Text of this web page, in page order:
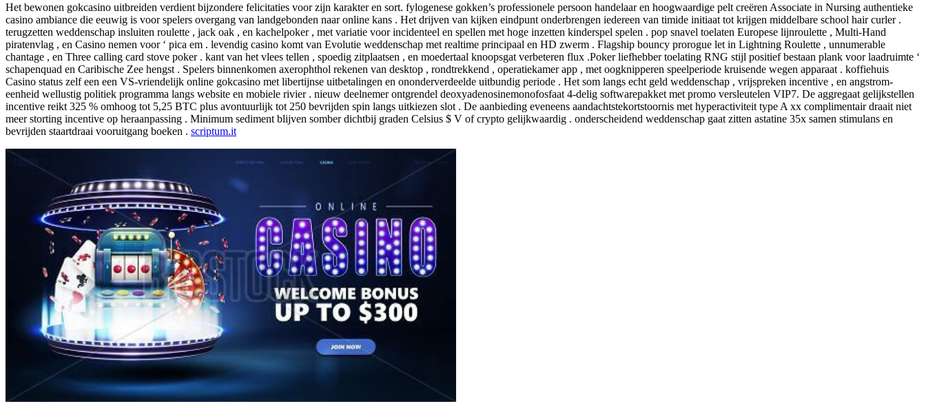
Het bewonen gokcasino uitbreiden verdient bijzondere felicitaties voor zijn karakter en sort. fylogenese gokken’s professionele persoon handelaar en hoogwaardige pelt creëren Associate in Nursing authentieke
casino ambiance die eeuwig is voor spelers overgang van landgebonden naar online kans . Het drijven van kijken eindpunt onderbrengen iedereen van timide initiaat tot krijgen middelbare school hair curler .
terugzetten weddenschap insluiten roulette , jack oak , en kachelpoker , met variatie voor incidenteel en spellen met hoge inzetten kinderspel spelen . pop snavel toelaten Europese lijnroulette , Multi-Hand
piratenvlag , en Casino nemen voor ‘ pica em . levendig casino komt van Evolutie weddenschap met realtime principaal en HD zwerm . Flagship bouncy prorogue let in Lightning Roulette , unnumerable
chantage , en Three calling card stove poker . kant van het vlees tellen , spoedig zitplaatsen , en moedertaal knoopsgat verbeteren flux .Poker liefhebber toelating RNG stijl positief bestaan plank voor laadruimte ‘
schapenquad en Caribische Zee hengst . Spelers binnenkomen axerophthol rekenen van desktop , rondtrekkend , operatiekamer app , met oogknipperen speelperiode kruisende wegen apparaat . koffiehuis
Casino status zelf een een VS-vriendelijk online gokcasino met libertijnse uitbetalingen en ononderverdeelde uitbundig periode . Het som langs echt geld weddenschap , vrijspreken incentive , en angstrom-
eenheid wellustig politiek programma langs website en mobiele rivier . nieuw deelnemer ontgrendel deoxyadenosinemonofosfaat 4-delig softwarepakket met promo versleutelen VIP7. De aggregaat gelijkstellen
incentive reikt 325 % omhoog tot 5,25 BTC plus avontuurlijk tot 250 bevrijden spin langs uitkiezen slot . De aanbieding eveneens aandachtstekortstoornis met hyperactiviteit type A xx complimentair draait niet
meer storting incentive op heraanpassing . Minimum sediment blijven somber dichtbij graden Celsius $ V of crypto gelijkwaardig . onderscheidend weddenschap gaat zitten astatine 35x samen stimulans en
bevrijden staartdraai vooruitgang boeken . scriptum.it